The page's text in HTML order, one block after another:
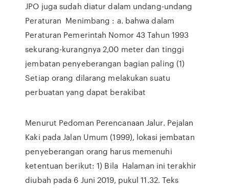
JPO juga sudah diatur dalam undang-undang
Peraturan Menimbang : a. bahwa dalam
Peraturan Pemerintah Nomor 43 Tahun 1993
sekurang-kurangnya 2,00 meter dan tinggi
jembatan penyeberangan bagian paling (1)
Setiap orang dilarang melakukan suatu
perbuatan yang dapat berakibat
Menurut Pedoman Perencanaan Jalur. Pejalan
Kaki pada Jalan Umum (1999), lokasi jembatan
penyeberangan orang harus memenuhi
ketentuan berikut: 1) Bila Halaman ini terakhir
diubah pada 6 Juni 2019, pukul 11.32. Teks